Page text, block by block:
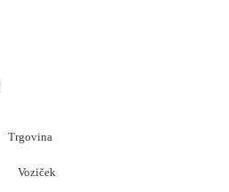
Trgovina
Voziček